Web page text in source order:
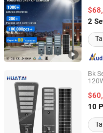
2
Jiangsu, China
Bk
/ISO
10
Yangzhou Huatai Lighting
Jiangsu, China